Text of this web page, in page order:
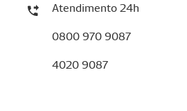
Atendimento 24h
0800 970 9087
4020 9087